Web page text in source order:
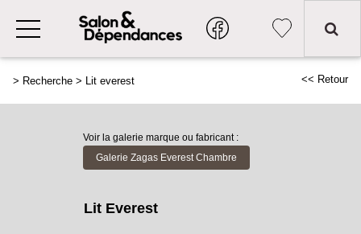
> Recherche > Lit everest << Retour
Voir la galerie marque ou fabricant :
Galerie Zagas Everest Chambre
Lit Everest